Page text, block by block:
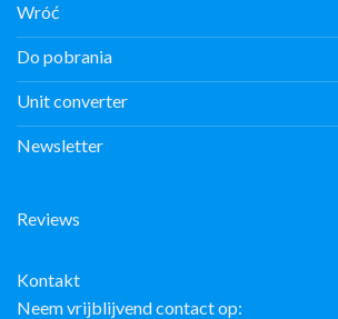
Wróć
Do pobrania
Unit converter
Newsletter
Reviews
Kontakt
Neem vrijblijvend contact op: